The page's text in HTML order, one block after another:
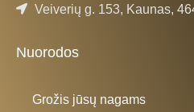
Veiverių g. 153, Kaunas,
Nuorodos
Grožis jūsų nagams